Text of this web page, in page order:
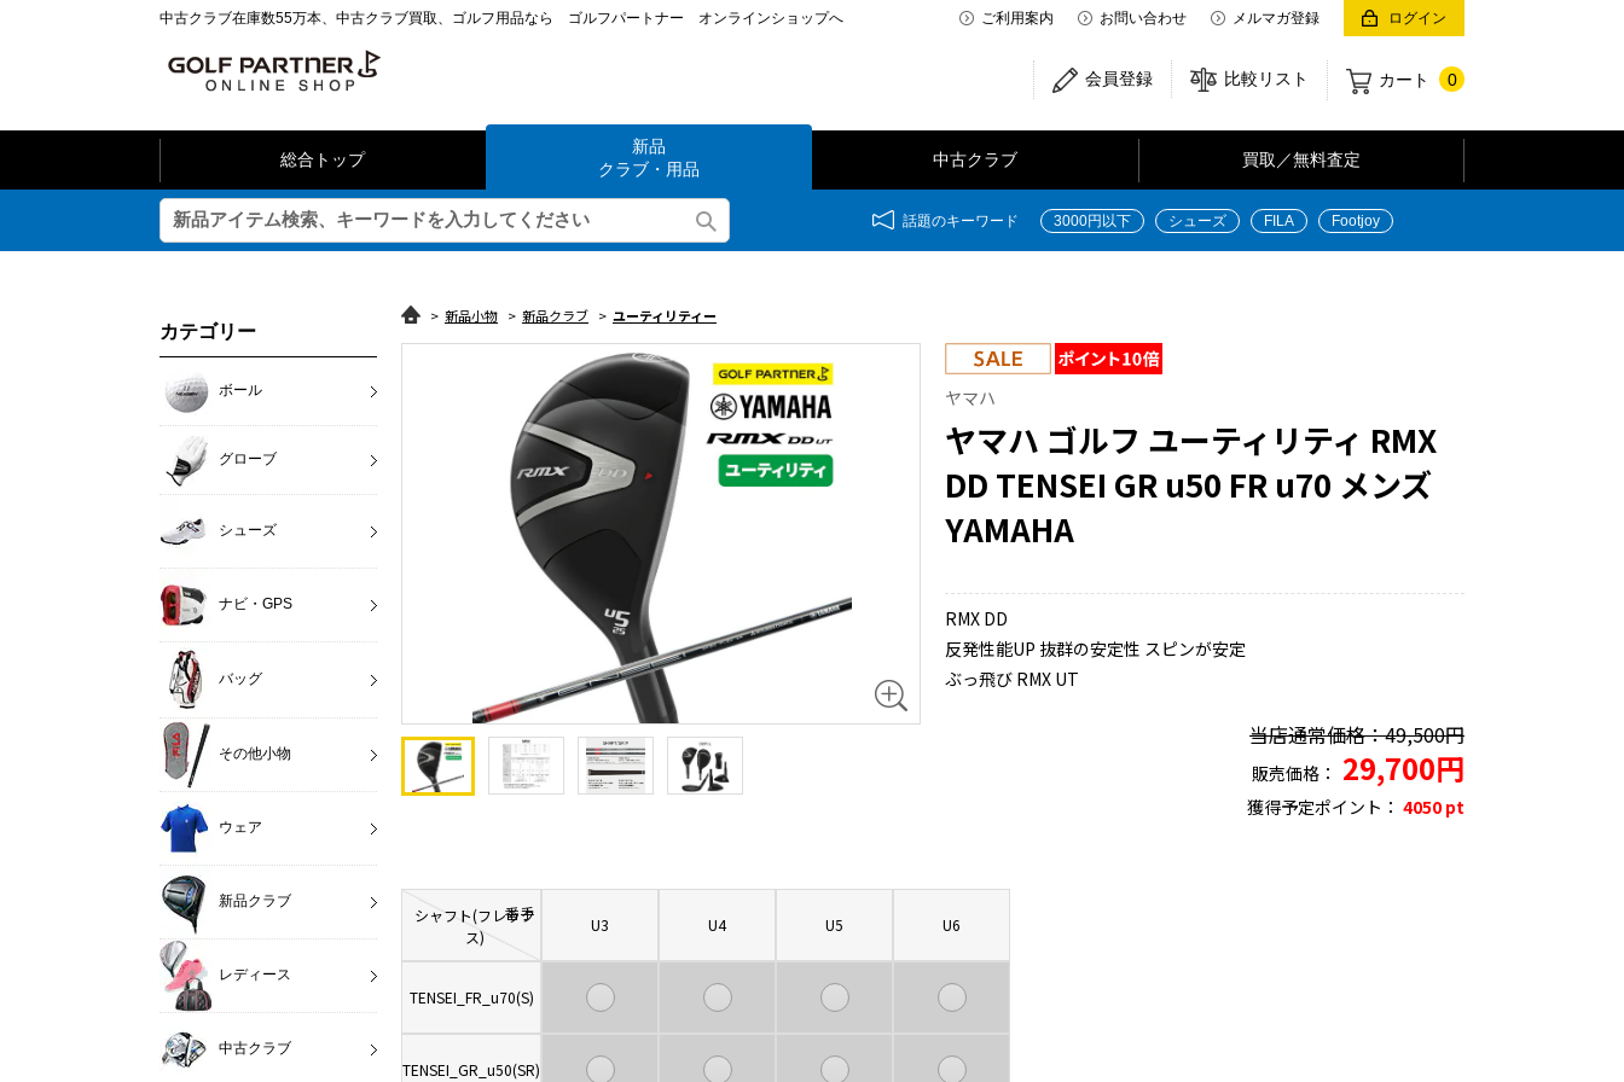
中古クラブ在庫数55万本、中古クラブ買取、ゴルフ用品なら ゴルフパートナー オンラインショップへ ご利用案内 お問い合わせ メルマガ登録 ログイン
カート 0
比較リスト
会員登録
総合トップ
新品
クラブ・用品
中古クラブ 買取／無料査定
話題のキーワード 3000円以下 シューズ FILA Footjoy
> 新品小物 > 新品クラブ > ユーティリティー
ヤマハ
ヤマハ ゴルフ ユーティリティ RMX
DD TENSEI GR u50 FR u70 メンズ
YAMAHA
RMX DD
反発性能UP 抜群の安定性 スピンが安定
ぶっ飛び RMX UT
当店通常価格：49,500円
販売価格： 29,700円
獲得予定ポイント： 4050 pt
シャフト(フレック
ス)
番手
U3 U4 U5 U6
TENSEI_FR_u70(S)
TENSEI_GR_u50(SR)
カテゴリー
ボール
グローブ
シューズ
ナビ・GPS
バッグ
その他小物
ウェア
新品クラブ
レディース
中古クラブ